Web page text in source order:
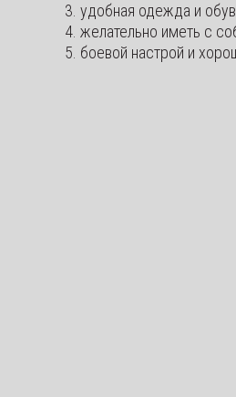
удобная одежда и
желательно иметь с
боевой настрой и